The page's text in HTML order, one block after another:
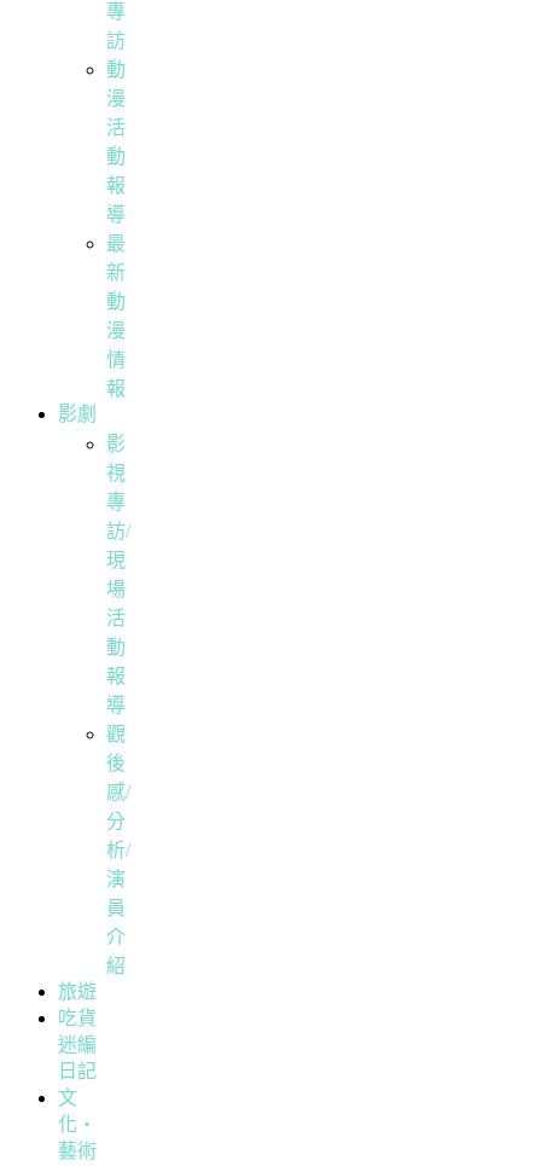
專
訪
動
漫
活
動
報
導
最
新
動
漫
情
報
影劇
影
視
專
訪/
現
場
活
動
報
導
觀
後
感/
分
析/
演
員
介
紹
旅遊
吃貨
迷編
日記
文
化・
藝術